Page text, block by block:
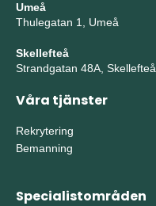
Umeå
Thulegatan 1, Umeå
Skellefteå
Strandgatan 48A, Skellefteå
Våra tjänster
Rekrytering
Bemanning
Specialistområden